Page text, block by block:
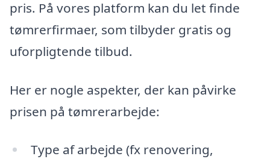
pris. På vores platform kan du let finde
tømrerfirmaer, som tilbyder gratis og
uforpligtende tilbud.
Her er nogle aspekter, der kan påvirke
prisen på tømrerarbejde:
Type af arbejde (fx renovering,